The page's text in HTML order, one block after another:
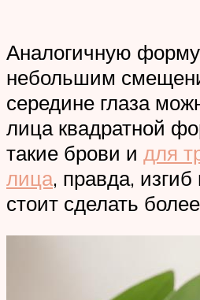
Аналогичную
небольшим
середине глаза
лица квадратной
такие брови и для
лица, правда,
стоит сделать